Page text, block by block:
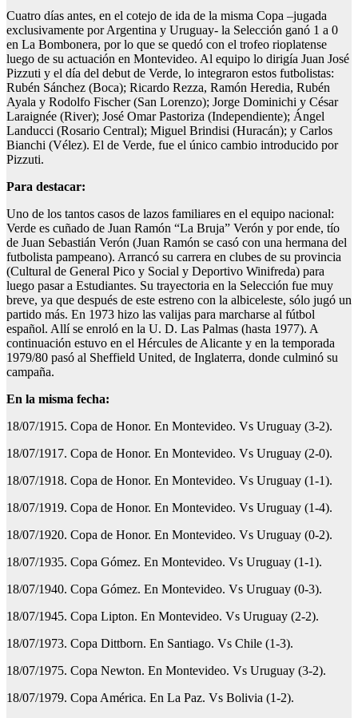
Cuatro días antes, en el cotejo de ida de la misma Copa –jugada
exclusivamente por Argentina y Uruguay- la Selección ganó 1 a 0
en La Bombonera, por lo que se quedó con el trofeo rioplatense
luego de su actuación en Montevideo. Al equipo lo dirigía Juan José
Pizzuti y el día del debut de Verde, lo integraron estos futbolistas:
Rubén Sánchez (Boca); Ricardo Rezza, Ramón Heredia, Rubén
Ayala y Rodolfo Fischer (San Lorenzo); Jorge Dominichi y César
Laraignée (River); José Omar Pastoriza (Independiente); Ángel
Landucci (Rosario Central); Miguel Brindisi (Huracán); y Carlos
Bianchi (Vélez). El de Verde, fue el único cambio introducido por
Pizzuti.
Para destacar:
Uno de los tantos casos de lazos familiares en el equipo nacional:
Verde es cuñado de Juan Ramón “La Bruja” Verón y por ende, tío
de Juan Sebastián Verón (Juan Ramón se casó con una hermana del
futbolista pampeano). Arrancó su carrera en clubes de su provincia
(Cultural de General Pico y Social y Deportivo Winifreda) para
luego pasar a Estudiantes. Su trayectoria en la Selección fue muy
breve, ya que después de este estreno con la albiceleste, sólo jugó un
partido más. En 1973 hizo las valijas para marcharse al fútbol
español. Allí se enroló en la U. D. Las Palmas (hasta 1977). A
continuación estuvo en el Hércules de Alicante y en la temporada
1979/80 pasó al Sheffield United, de Inglaterra, donde culminó su
campaña.
En la misma fecha:
18/07/1915. Copa de Honor. En Montevideo. Vs Uruguay (3-2).
18/07/1917. Copa de Honor. En Montevideo. Vs Uruguay (2-0).
18/07/1918. Copa de Honor. En Montevideo. Vs Uruguay (1-1).
18/07/1919. Copa de Honor. En Montevideo. Vs Uruguay (1-4).
18/07/1920. Copa de Honor. En Montevideo. Vs Uruguay (0-2).
18/07/1935. Copa Gómez. En Montevideo. Vs Uruguay (1-1).
18/07/1940. Copa Gómez. En Montevideo. Vs Uruguay (0-3).
18/07/1945. Copa Lipton. En Montevideo. Vs Uruguay (2-2).
18/07/1973. Copa Dittborn. En Santiago. Vs Chile (1-3).
18/07/1975. Copa Newton. En Montevideo. Vs Uruguay (3-2).
18/07/1979. Copa América. En La Paz. Vs Bolivia (1-2).